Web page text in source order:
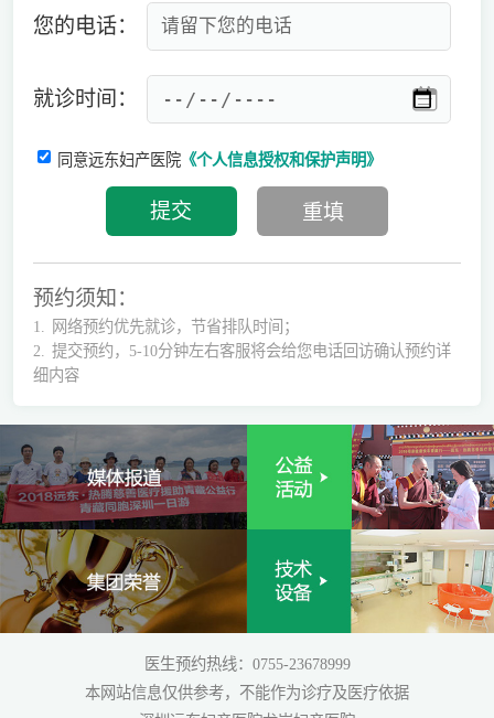
您的电话：
就诊时间：
同意远东妇产医院《个人信息授权和保护声明》
预约须知：
1.
网络预约优先就诊，节省排队时间；
2.
提交预约，5-10分钟左右客服将会给您电话回访确认预约详
细内容
医生预约热线：0755-23678999
本网站信息仅供参考，不能作为诊疗及医疗依据